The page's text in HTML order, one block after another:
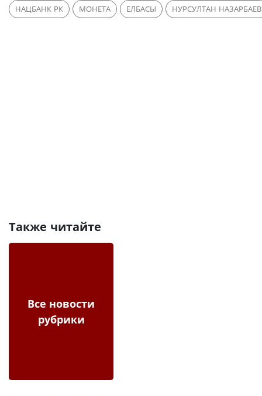
НАЦБАНК РК МОНЕТА ЕЛБАСЫ НУРСУЛТАН НАЗАРБАЕВ
Также читайте
Все новости
рубрики